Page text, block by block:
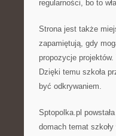
regularności, bo to
Strona jest także
zapamiętują, gdy
propozycje
Dzięki temu szkoła
być odkrywaniem.
Sptopolka.pl
domach temat